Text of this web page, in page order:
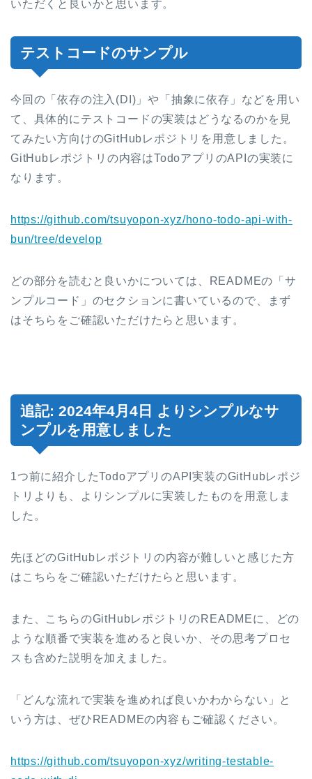
いただくと良いかと思います。
テストコードのサンプル
今回の「依存の注入(DI)」や「抽象に依存」などを用い
て、具体的にテストコードの実装はどうなるのかを見
てみたい方向けのGitHubレポジトリを用意しました。
GitHubレポジトリの内容はTodoアプリのAPIの実装に
なります。
https://github.com/tsuyopon-xyz/hono-todo-api-with-
bun/tree/develop
どの部分を読むと良いかについては、READMEの「サ
ンプルコード」のセクションに書いているので、まず
はそちらをご確認いただけたらと思います。
追記: 2024年4月4日 よりシンプルなサ
ンプルを用意しました
1つ前に紹介したTodoアプリのAPI実装のGitHubレポジ
トリよりも、よりシンプルに実装したものを用意しま
した。
先ほどのGitHubレポジトリの内容が難しいと感じた方
はこちらをご確認いただけたらと思います。
また、こちらのGitHubレポジトリのREADMEに、どの
ような順番で実装を進めると良いか、その思考プロセ
スも含めた説明を加えました。
「どんな流れで実装を進めれば良いかわからない」と
いう方は、ぜひREADMEの内容もご確認ください。
https://github.com/tsuyopon-xyz/writing-testable-